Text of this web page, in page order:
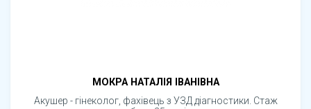
МОКРА НАТАЛІЯ ІВАНІВНА
Акушер - гінеколог, фахівець з УЗД діагностики. Стаж